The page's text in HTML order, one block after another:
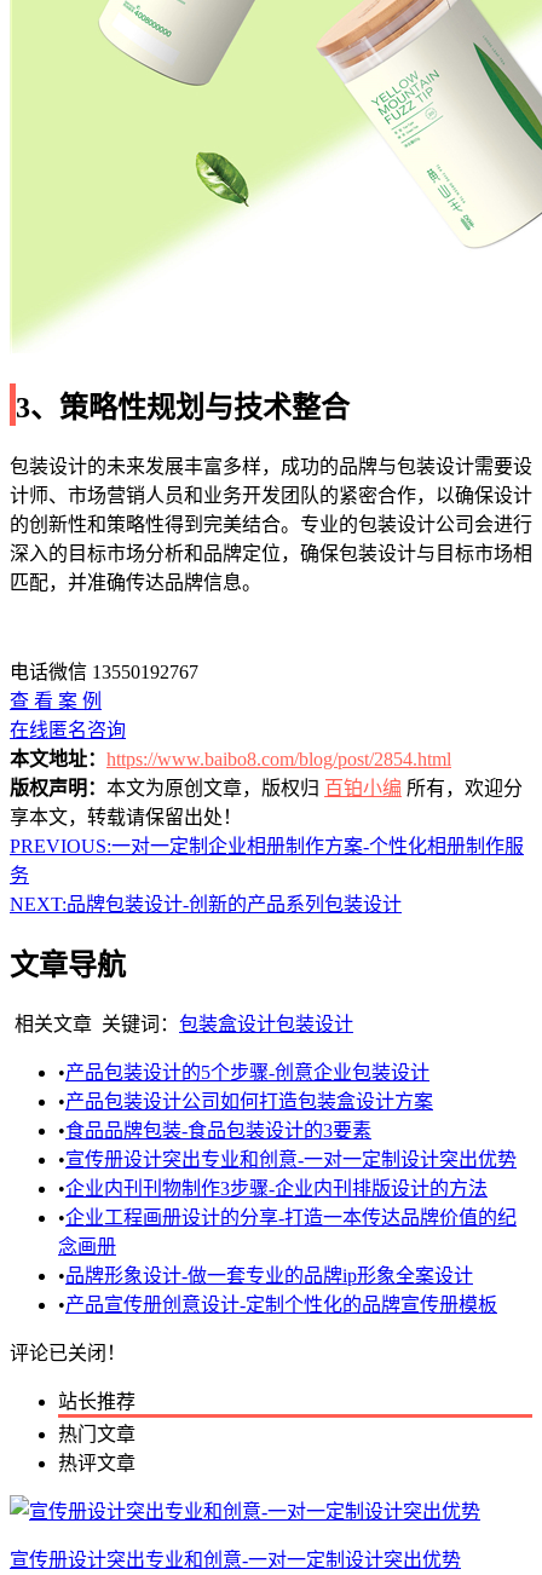
3、策略性规划与技术整合
包装设计的未来发展丰富多样，成功的品牌与包装设计需要设
计师、市场营销人员和业务开发团队的紧密合作，以确保设计
的创新性和策略性得到完美结合。专业的包装设计公司会进行
深入的目标市场分析和品牌定位，确保包装设计与目标市场相
匹配，并准确传达品牌信息。
电话微信 13550192767
查 看 案 例
在线匿名咨询
本文地址： https://www.baibo8.com/blog/post/2854.html
版权声明： 本文为原创文章，版权归 百铂小编 所有，欢迎分
享本文，转载请保留出处！
PREVIOUS:一对一定制企业相册制作方案-个性化相册制作服
务
NEXT:品牌包装设计-创新的产品系列包装设计
文章导航
相关文章 关键词： 包装盒设计包装设计
•产品包装设计的5个步骤-创意企业包装设计
•产品包装设计公司如何打造包装盒设计方案
•食品品牌包装-食品包装设计的3要素
•宣传册设计突出专业和创意-一对一定制设计突出优势
•企业内刊刊物制作3步骤-企业内刊排版设计的方法
•企业工程画册设计的分享-打造一本传达品牌价值的纪
念画册
•品牌形象设计-做一套专业的品牌ip形象全案设计
•产品宣传册创意设计-定制个性化的品牌宣传册模板
评论已关闭！
站长推荐
热门文章
热评文章
宣传册设计突出专业和创意-一对一定制设计突出优势